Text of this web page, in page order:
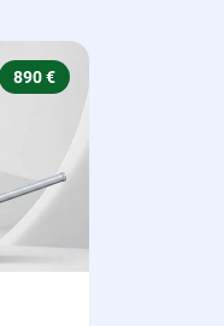
890 €